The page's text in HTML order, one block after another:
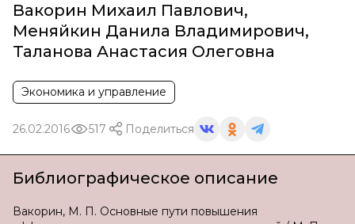
Вакорин Михаил Павлович,
Меняйкин Данила Владимирович,
Таланова Анастасия Олеговна
Экономика и управление
26.02.2016 517 Поделиться
Библиографическое описание
Вакорин, М. П. Основные пути повышения